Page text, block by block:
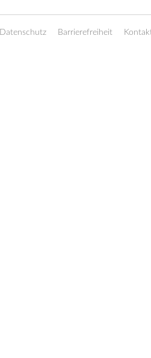
Datenschutz Barrierefreiheit